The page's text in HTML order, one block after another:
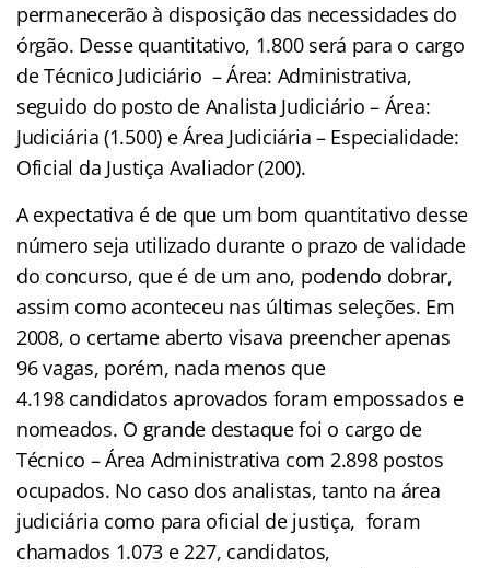
permanecerão à disposição das necessidades do
órgão. Desse quantitativo, 1.800 será para o cargo
de Técnico Judiciário – Área: Administrativa,
seguido do posto de Analista Judiciário – Área:
Judiciária (1.500) e Área Judiciária – Especialidade:
Oficial da Justiça Avaliador (200).
A expectativa é de que um bom quantitativo desse
número seja utilizado durante o prazo de validade
do concurso, que é de um ano, podendo dobrar,
assim como aconteceu nas últimas seleções. Em
2008, o certame aberto visava preencher apenas
96 vagas, porém, nada menos que
4.198 candidatos aprovados foram empossados e
nomeados. O grande destaque foi o cargo de
Técnico – Área Administrativa com 2.898 postos
ocupados. No caso dos analistas, tanto na área
judiciária como para oficial de justiça, foram
chamados 1.073 e 227, candidatos,